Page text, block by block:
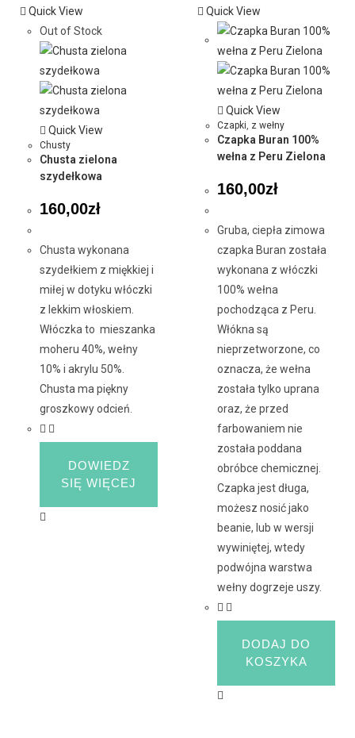
Quick View
Out of Stock
Quick View
Chusty
Chusta zielona
szydełkowa
160,00zł
Chusta wykonana
szydełkiem z miękkiej i
miłej w dotyku włóczki
z lekkim włoskiem.
Włóczka to mieszanka
moheru 40%, wełny
10% i akrylu 50%.
Chusta ma piękny
groszkowy odcień.
DOWIEDZ
SIĘ WIĘCEJ
Quick View
Quick View
Czapki z wełny
Czapka Buran 100%
wełna z Peru Zielona
160,00zł
Gruba, ciepła zimowa
czapka Buran została
wykonana z włóczki
100% wełna
pochodząca z Peru.
Włókna są
nieprzetworzone, co
oznacza, że wełna
została tylko uprana
oraz, że przed
farbowaniem nie
została poddana
obróbce chemicznej.
Czapka jest długa,
możesz nosić jako
beanie, lub w wersji
wywiniętej, wtedy
podwójna warstwa
wełny dogrzeje uszy.
DODAJ DO
KOSZYKA